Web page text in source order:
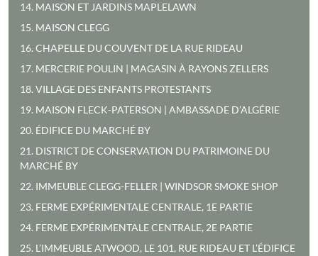
14. MAISON ET JARDINS MAPLELAWN
15. MAISON CLEGG
16. CHAPELLE DU COUVENT DE LA RUE RIDEAU
17. MERCERIE POULIN | MAGASIN À RAYONS ZELLERS
18. VILLAGE DES ENFANTS PROTESTANTS
19. MAISON FLECK-PATERSON | AMBASSADE D’ALGÉRIE
20. ÉDIFICE DU MARCHÉ BY
21. DISTRICT DE CONSERVATION DU PATRIMOINE DU
MARCHÉ BY
22. IMMEUBLE CLEGG-FELLER | WINDSOR SMOKE SHOP
23. FERME EXPÉRIMENTALE CENTRALE, 1E PARTIE
24. FERME EXPÉRIMENTALE CENTRALE, 2E PARTIE
25. L’IMMEUBLE ATWOOD, LE 101, RUE RIDEAU ET L’ÉDIFICE